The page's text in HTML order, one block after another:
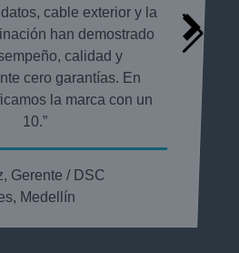
cable exterior y la
han demostrado
calidad y
cero garantías. En
la marca con un
10.”
Gerente / DSC
Medellín